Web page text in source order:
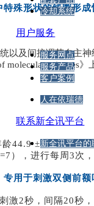
冷却系统
用户服务
服务网点
服务产品
客户案例
人在依瑞德
联系新全讯平台
新全讯平台的
殊形状的线圈形
以及间接调节自主
molecular sciences》
44.9 ± 2.2岁，
），进行每周3次
用于刺激双侧前
激2秒，间隔20秒